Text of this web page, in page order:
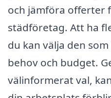
och jämföra offerter
städföretag. Att ha
du kan välja den
behov och budget.
välinformerat val,